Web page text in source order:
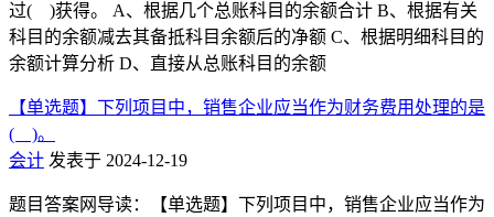
过( )获得。 A、根据几个总账科目的余额合计 B、根据有关
科目的余额减去其备抵科目余额后的净额 C、根据明细科目的
余额计算分析 D、直接从总账科目的余额
【单选题】下列项目中，销售企业应当作为财务费用处理的是
( )。
会计 发表于 2024-12-19
题目答案网导读：【单选题】下列项目中，销售企业应当作为